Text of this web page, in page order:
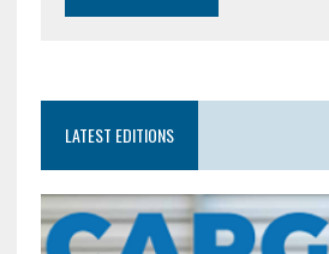
LATEST EDITIONS